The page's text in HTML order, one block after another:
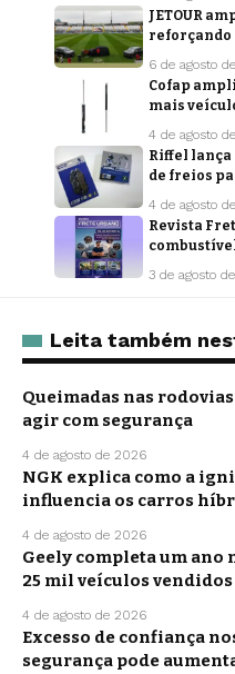
JETOUR
reforçando
6 de agosto
Cofap
mais
4 de agosto
Riffel
de freios
4 de agosto
Revista
3 de agosto
Leita também
Queimadas nas
agir com segurança
4 de agosto de 2026
NGK explica como a
influencia os carros
4 de agosto de 2026
Geely completa um ano
25 mil veículos vendidos
4 de agosto de 2026
Excesso de confiança
segurança pode